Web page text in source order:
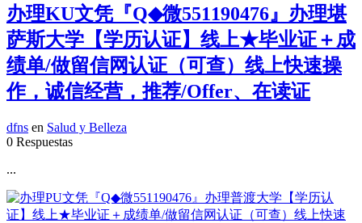
办理KU文凭『Q◆微551190476』办理堪
萨斯大学【学历认证】线上★毕业证＋成
绩单/做留信网认证（可查）线上快速操
作，诚信经营，推荐/Offer、在读证
dfns en Salud y Belleza
0 Respuestas
...